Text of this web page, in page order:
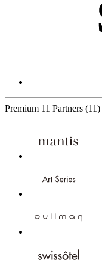
Premium 11 Partners (11)